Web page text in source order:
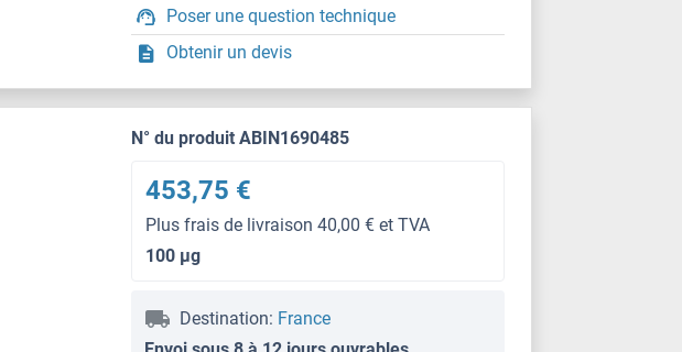
Poser une question technique
Obtenir un devis
N° du produit ABIN1690485
453,75 €
Plus frais de livraison 40,00 € et TVA
100 μg
Destination: France